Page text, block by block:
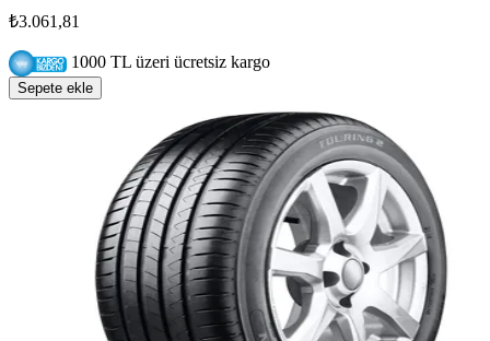
₺3.061,81
1000 TL üzeri ücretsiz kargo
Sepete ekle